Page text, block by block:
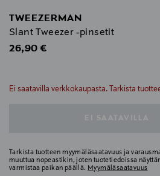
TWEEZERMAN
Slant Tweezer -pinsetit
Original Price
26,90 €
Ei saatavilla verkkokaupasta. Tarkista
null
Tarkista tuotteen myymäläsaatavuus ja
muuttua nopeastikin, joten tuotetiedoissa
varmistaa paikan päällä. Myymäläsaatavuus